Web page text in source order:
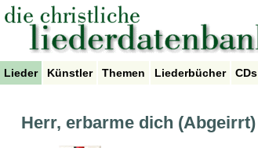
Lieder Künstler Themen Liederbücher CDs
Herr, erbarme dich (Abgeirrt)